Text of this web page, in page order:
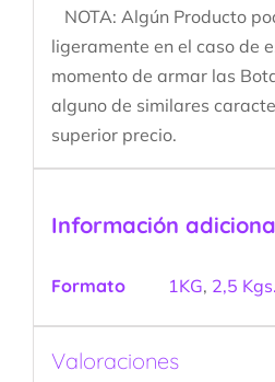
NOTA: Algún Producto
ligeramente en el caso de
momento de armar las
alguno de similares
superior precio.
Información
Formato 1KG, 2,5 Kgs.
Valoraciones